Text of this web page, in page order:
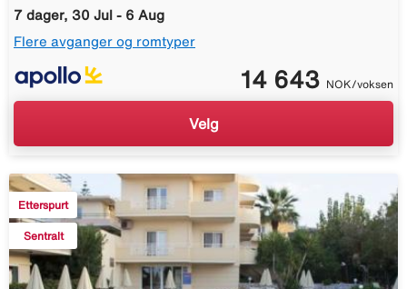
7 dager, 30 Jul - 6 Aug
Flere avganger og romtyper
14 643 NOK/voksen
Velg
Etterspurt
Sentralt